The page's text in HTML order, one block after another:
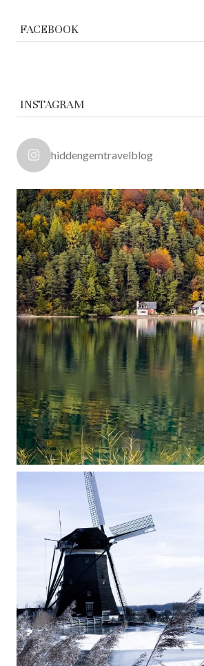
FACEBOOK
INSTAGRAM
hiddengemtravelblog